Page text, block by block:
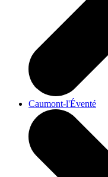
Caumont-l'Éventé